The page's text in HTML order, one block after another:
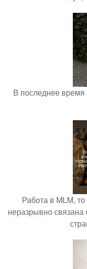
В последнее время
Работа в MLM,
неразрывно связана